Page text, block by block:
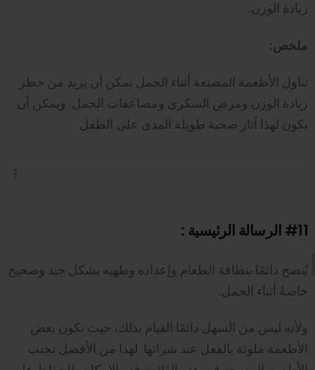
زيادة الوزن.
ملخص:
تناول الأطعمة المصنعة أثناء الحمل يمكن أن يزيد من خطر
زيادة الوزن ومرض السكري ومضاعفات الحمل. ويمكن أن
يكون لهذا آثار صحية طويلة المدى على الطفل.
#11 الرسالة الرئيسية :
يُنصح دائمًا بنظافة الطعام وإعداده وطهيه بشكل جيد وصحيح
خاصةً أثناء الحمل.
ولأنه ليس من السهل دائمًا القيام بذلك، حيث تكون بعض
الأطعمة ملوثة بالفعل عند شرائها. لهذا من الأفضل تجنب